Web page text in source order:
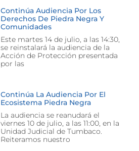
Continúa Audiencia Por Los
Derechos De Piedra Negra Y
Comunidades
Este martes 14 de julio, a las 14:30,
se reinstalará la audiencia de la
Acción de Protección presentada
por las
Continúa La Audiencia Por El
Ecosistema Piedra Negra
La audiencia se reanudará el
viernes 10 de julio, a las 11:00, en la
Unidad Judicial de Tumbaco.
Reiteramos nuestro